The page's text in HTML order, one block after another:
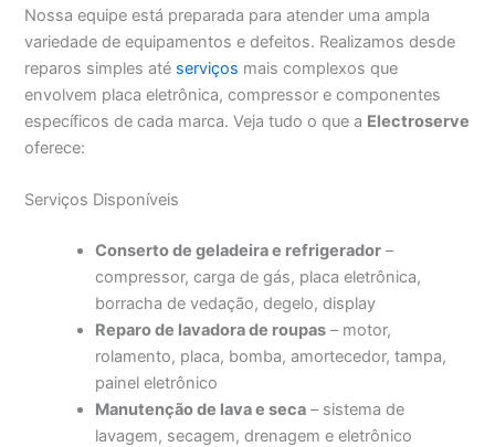
Nossa equipe está preparada para atender uma ampla
variedade de equipamentos e defeitos. Realizamos desde
reparos simples até serviços mais complexos que
envolvem placa eletrônica, compressor e componentes
específicos de cada marca. Veja tudo o que a Electroserve
oferece:
Serviços Disponíveis
Conserto de geladeira e refrigerador –
compressor, carga de gás, placa eletrônica,
borracha de vedação, degelo, display
Reparo de lavadora de roupas – motor,
rolamento, placa, bomba, amortecedor, tampa,
painel eletrônico
Manutenção de lava e seca – sistema de
lavagem, secagem, drenagem e eletrônico